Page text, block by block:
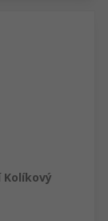
Kolíkový